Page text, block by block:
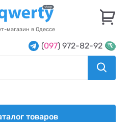
магазин в Одессе
(097) 972-82-92
товаров